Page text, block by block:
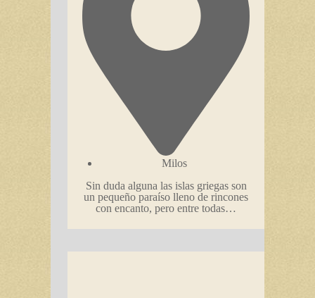
Milos
Sin duda alguna las islas griegas son
un pequeño paraíso lleno de rincones
con encanto, pero entre todas…